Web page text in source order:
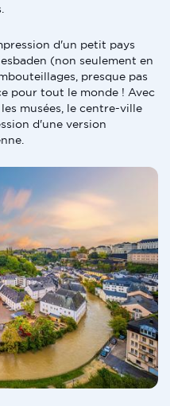
d'un petit pays
(non seulement en
presque pas
pour tout le monde ! Avec
musées, le centre-ville
d'une version